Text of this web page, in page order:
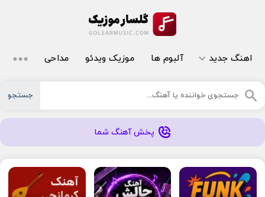
اهنگ جدید آلبوم ها موزیک ویدئو مداحی
جستجو
پخش آهنگ شما